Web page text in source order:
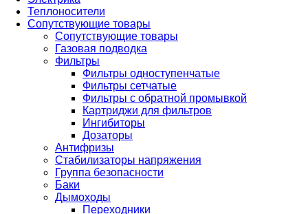
Теплоносители
Сопутствующие товары
Сопутствующие товары
Газовая подводка
Фильтры
Фильтры одноступенчатые
Фильтры сетчатые
Фильтры с обратной промывкой
Картриджи для фильтров
Ингибиторы
Дозаторы
Антифризы
Стабилизаторы напряжения
Группа безопасности
Баки
Дымоходы
Переходники